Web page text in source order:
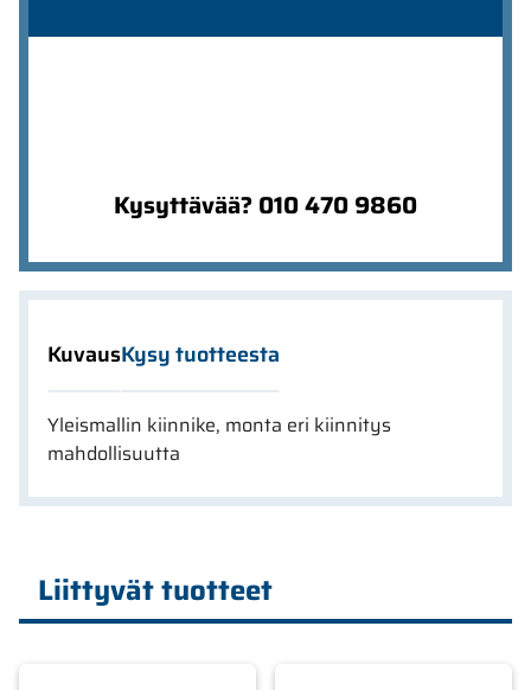
Kysyttävää? 010 470 9860
KuvausKysy tuotteesta
Yleismallin kiinnike, monta eri kiinnitys
mahdollisuutta
Liittyvät tuotteet